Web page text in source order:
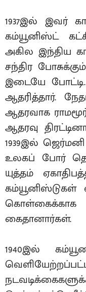
1937இல் இவர்
கம்யூனிஸ்ட்
அகில இந்திய
சந்திர
இடையே போட்டி.
ஆதரித்தார்.
ஆதரவாக
ஆதரவு
1939இல்
உலகப் போர்
யுத்தம்
கம்யூனிஸ்டுகள்
கைதானார்கள்.
1940இல்